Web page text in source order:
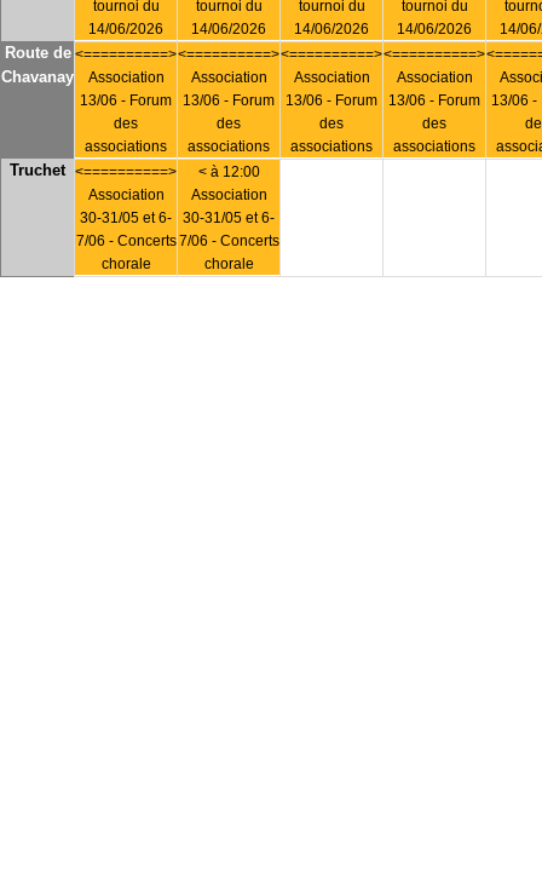
tournoi du
14/06/2026
tournoi du
14/06/2026
tournoi du
14/06/2026
tournoi du
14/06/2026
14/
Route de
Chavanay
<==========>
Association
13/06 - Forum
des
associations
<==========>
Association
13/06 - Forum
des
associations
<==========>
Association
13/06 - Forum
des
associations
<==========>
Association
13/06 - Forum
des
associations
13/06 -
Truchet <==========>
Association
30-31/05 et 6-
7/06 - Concerts
chorale
< à 12:00
Association
30-31/05 et 6-
7/06 - Concerts
chorale